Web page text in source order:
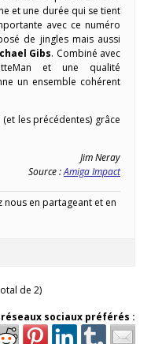
et une durée qui se tient
avec ce numéro
de jingles mais aussi
Gibs. Combiné avec
et une qualité
un ensemble cohérent
les précédentes) grâce
Jim Neray
Source :Amiga Impact
nous en partageant et en
de 2)
sociaux préférés :